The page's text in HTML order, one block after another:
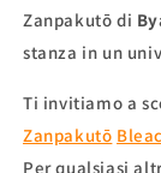
Zanpakutō di
stanza in un
Ti invitiamo a
Zanpakutō
Per qualsiasi